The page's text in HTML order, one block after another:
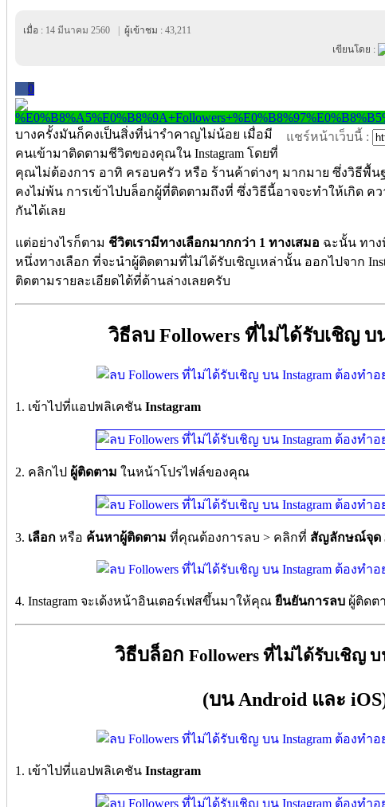
เมื่อ : 14 มีนาคม 2560 ผู้เข้าชม : 43,211
เขียนโดย :
0
แชร์หน้าเว็บนี้ :
บางครั้งมันก็คงเป็นสิ่งที่น่ารำคาญไม่น้อย เมื่อมี
คนเข้ามาติดตามชีวิตของคุณใน Instagram โดยที่
คุณไม่ต้องการ อาทิ ครอบครัว หรือ ร้านค้าต่างๆ มากมาย ซึ่งวิธีพื้
คงไม่พ้น การเข้าไปบล็อกผู้ที่ติดตามถึงที่ ซึ่งวิธีนี้อาจจะทำให้เกิด ค
กันได้เลย
แต่อย่างไรก็ตาม ชีวิตเรามีทางเลือกมากกว่า 1 ทางเสมอ ฉะนั้น ทาง
หนึ่งทางเลือก ที่จะนำผู้ติดตามที่ไม่ได้รับเชิญเหล่านั้น ออกไปจาก
ติดตามรายละเอียดได้ที่ด้านล่างเลยครับ
วิธีลบ Followers ที่ไม่ได้รับเชิญ บ
1. เข้าไปที่แอปพลิเคชัน Instagram
2. คลิกไป ผู้ติดตาม ในหน้าโปรไฟล์ของคุณ
3. เลือก หรือ ค้นหาผู้ติดตาม ที่คุณต้องการลบ > คลิกที่ สัญลักษณ์จุด
4. Instagram จะเด้งหน้าอินเตอร์เฟสขึ้นมาให้คุณ ยืนยันการลบ ผู้ติดต
วิธีบล็อก Followers ที่ไม่ได้รับเชิญ
(บน Android และ
1. เข้าไปที่แอปพลิเคชัน Instagram